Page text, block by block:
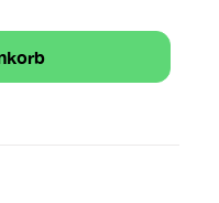
ein oder